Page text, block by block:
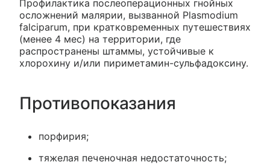
Профилактика послеоперационных гнойных
осложнений малярии, вызванной Plasmodium
falciparum, при кратковременных путешествиях
(менее 4 мес) на территории, где
распространены штаммы, устойчивые к
хлорохину и/или пириметамин-сульфадоксину.
Противопоказания
порфирия;
тяжелая печеночная недостаточность;